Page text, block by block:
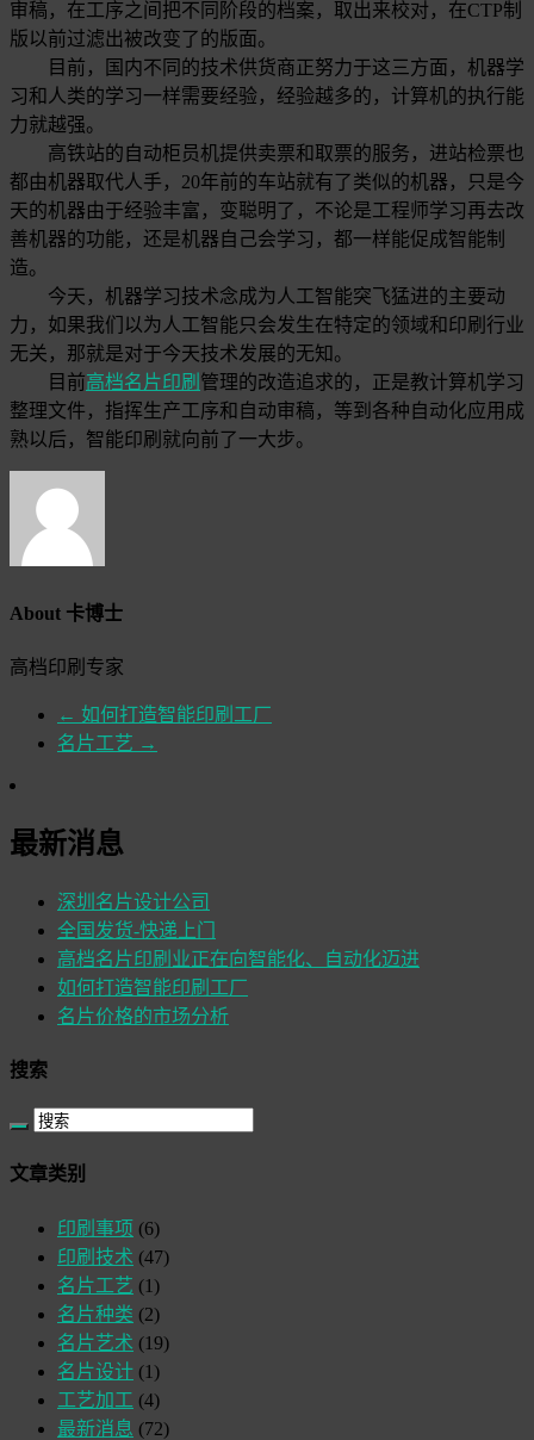
审稿，在工序之间把不同阶段的档案，取出来校对，在CTP制
版以前过滤出被改变了的版面。
目前，国内不同的技术供货商正努力于这三方面，机器学
习和人类的学习一样需要经验，经验越多的，计算机的执行能
力就越强。
高铁站的自动柜员机提供卖票和取票的服务，进站检票也
都由机器取代人手，20年前的车站就有了类似的机器，只是今
天的机器由于经验丰富，变聪明了，不论是工程师学习再去改
善机器的功能，还是机器自己会学习，都一样能促成智能制
造。
今天，机器学习技术念成为人工智能突飞猛进的主要动
力，如果我们以为人工智能只会发生在特定的领域和印刷行业
无关，那就是对于今天技术发展的无知。
目前高档名片印刷 管理的改造追求的，正是教计算机学习
整理文件，指挥生产工序和自动审稿，等到各种自动化应用成
熟以后，智能印刷就向前了一大步。
About 卡博士
高档印刷专家
← 如何打造智能印刷工厂
名片工艺 →
最新消息
深圳名片设计公司
全国发货-快递上门
高档名片印刷业正在向智能化、自动化迈进
如何打造智能印刷工厂
名片价格的市场分析
搜索
文章类别
印刷事项 (6)
印刷技术 (47)
名片工艺 (1)
名片种类 (2)
名片艺术 (19)
名片设计 (1)
工艺加工 (4)
最新消息 (72)